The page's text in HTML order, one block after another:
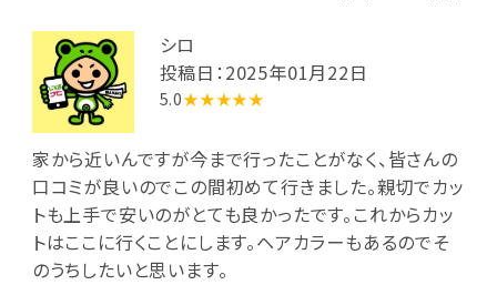
シロ
投稿日：2025年01月22日
5.0★★★★★
家から近いんですが今まで行ったことがなく、皆さんの
口コミが良いのでこの間初めて行きました。親切でカッ
トも上手で安いのがとても良かったです。これからカッ
トはここに行くことにします。ヘアカラーもあるのでそ
のうちしたいと思います。